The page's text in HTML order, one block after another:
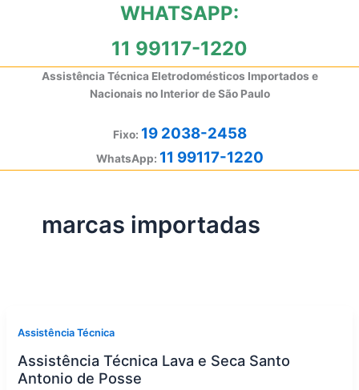
WHATSAPP:
11 99117-1220
Assistência Técnica Eletrodomésticos Importados e
Nacionais no Interior de São Paulo
Fixo: 19 2038-2458
WhatsApp: 11 99117-1220
marcas importadas
Assistência Técnica
Assistência Técnica Lava e Seca Santo
Antonio de Posse